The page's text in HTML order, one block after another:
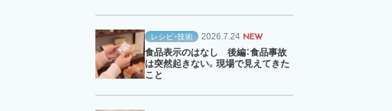
レシピ・技術 2026.7.24 NEW
食品表示のはなし 後編：食品事故
は突然起きない。現場で見えてきた
こと